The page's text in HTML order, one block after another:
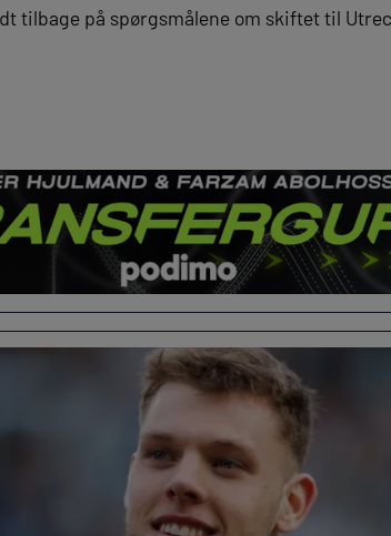
tilbage på spørgsmålene om skiftet til